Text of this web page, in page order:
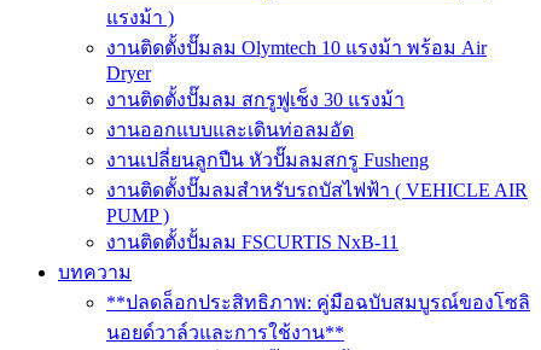
แรงม้า )
งานติดตั้งปั๊มลม Olymtech 10 แรงม้า พร้อม Air
Dryer
งานติดตั้งปั๊มลม สกรูฟูเช็ง 30 แรงม้า
งานออกแบบและเดินท่อลมอัด
งานเปลี่ยนลูกปืน หัวปั๊มลมสกรู Fusheng
งานติดตั้งปั๊มลมสำหรับรถบัสไฟฟ้า ( VEHICLE AIR
PUMP )
งานติดตั้งปั้มลม FSCURTIS NxB-11
บทความ
**ปลดล็อกประสิทธิภาพ: คู่มือฉบับสมบูรณ์ของโซลิ
นอยด์วาล์วและการใช้งาน**